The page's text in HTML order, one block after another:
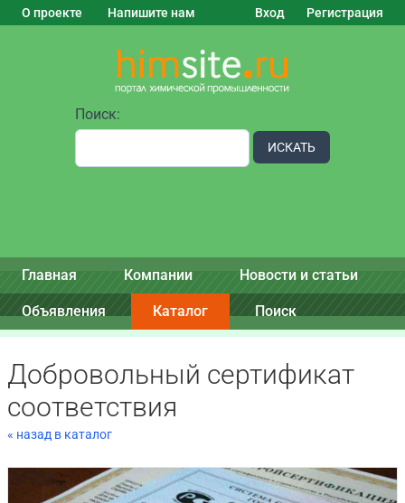
О проекте Напишите нам Вход Регистрация
Поиск:
ИСКАТЬ
Главная Компании Новости и статьи
Объявления Каталог Поиск
Добровольный сертификат
соответствия
« назад в каталог